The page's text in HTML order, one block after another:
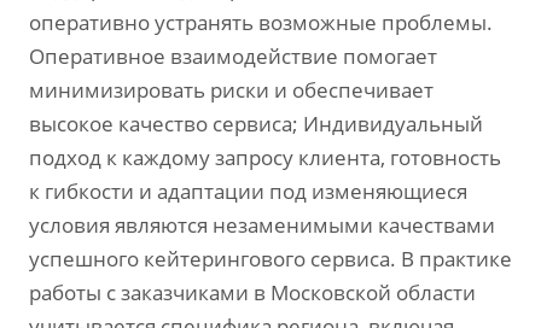
оперативно устранять возможные проблемы.
Оперативное взаимодействие помогает
минимизировать риски и обеспечивает
высокое качество сервиса; Индивидуальный
подход к каждому запросу клиента, готовность
к гибкости и адаптации под изменяющиеся
условия являются незаменимыми качествами
успешного кейтерингового сервиса. В практике
работы с заказчиками в Московской области